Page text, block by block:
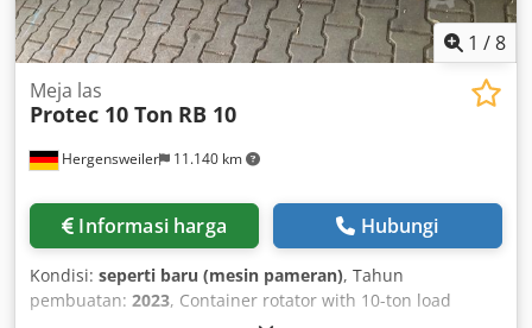
1 /8
Hergensweiler 11.140 km
Meja las
Protec 10 Ton RB 10
Informasi harga Hubungi
Kondisi: seperti baru (mesin pameran), Tahun
pembuatan: 2023, Container rotator with 10-ton load